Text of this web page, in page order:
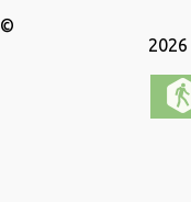
©
2026